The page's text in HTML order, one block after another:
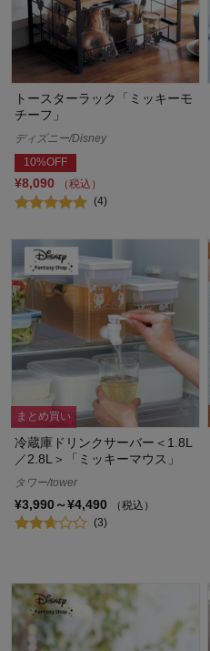
トースターラック「ミッキーモ
チーフ」
ディズニー/Disney
10%OFF
¥8,090
（税込）
(4)
まとめ買い
冷蔵庫ドリンクサーバー＜1.8L
／2.8L＞「ミッキーマウス」
タワー/tower
¥3,990～¥4,490
（税込）
(3)